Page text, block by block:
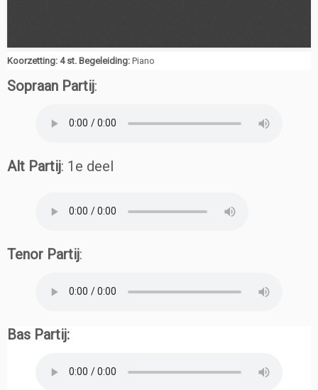
Koorzetting: 4 st. Begeleiding: Piano
Sopraan Partij:
Alt Partij: 1e deel
Tenor Partij:
Bas Partij: